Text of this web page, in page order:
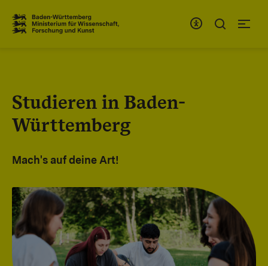
Studieren in Baden-
Württemberg
Mach's auf deine Art!